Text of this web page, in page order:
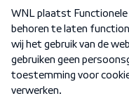
Nieuwsbrief
Word Lid